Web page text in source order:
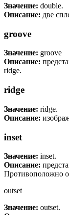
Значение: double.
Описание: две
groove
Значение: groove
Описание:
ridge.
ridge
Значение: ridge.
Описание:
inset
Значение: inset.
Описание:
Противоположно
outset
Значение: outset.